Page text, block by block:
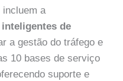
incluem a
de
a gestão do tráfego e
10 bases de serviço
suporte e